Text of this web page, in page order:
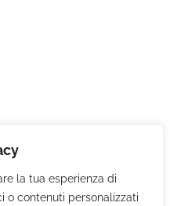
la tua esperienza di
o contenuti personalizzati